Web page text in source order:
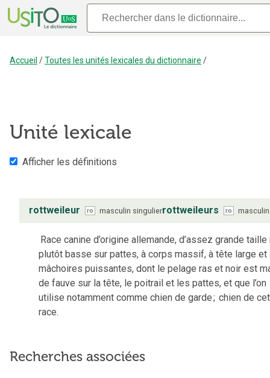
Accueil /Toutes les unités lexicales du dictionnaire /
Unité lexicale
Afficher les définitions
rottweileur ro masculin singulierrottweileurs ro masculin
Race canine d’origine allemande, d’assez grande
plutôt basse sur pattes, à corps massif, à tête large et
mâchoires puissantes, dont le pelage ras et noir est
de fauve sur la tête, le poitrail et les pattes, et que l’on
utilise notamment comme chien de garde; chien de
race.
Recherches associées